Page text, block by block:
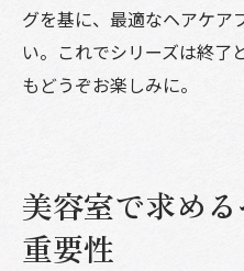
グを基に、最適なヘアケア
い。これでシリーズは終了
もどうぞお楽しみに。
美容室で求め
重要性